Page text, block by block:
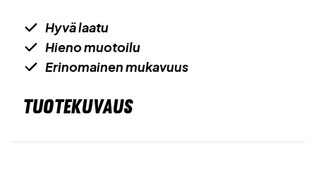
Hyvä laatu
Hieno muotoilu
Erinomainen mukavuus
TUOTEKUVAUS